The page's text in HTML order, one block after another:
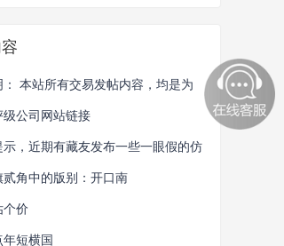
： 本站所有交易发帖内容，均是为
服务和方便本站用户。本站不保证所
文本、图形、评分、链接及其它项目
性和完整性。凡未采用本站中介交
后果自负。
级公司网站链接
示，近期有藏友发布一些一眼假的仿
贰角中的版别：开口南
个价
短横国